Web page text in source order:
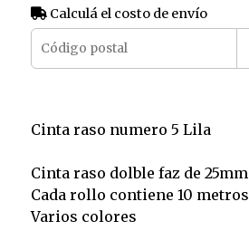
Calculá el costo de envío
Cinta raso numero 5 Lila
Cinta raso dolble faz de 25mm
Cada rollo contiene 10 metros
Varios colores